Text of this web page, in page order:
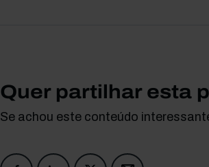
Quer partilhar esta
Se achou este conteúdo